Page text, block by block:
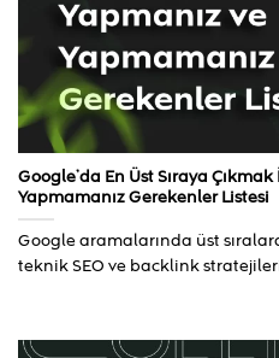
Google’da En Üst Sıraya
Yapmamanız Gerekenler Listesi
Google aramalarında üst
teknik SEO ve backlink